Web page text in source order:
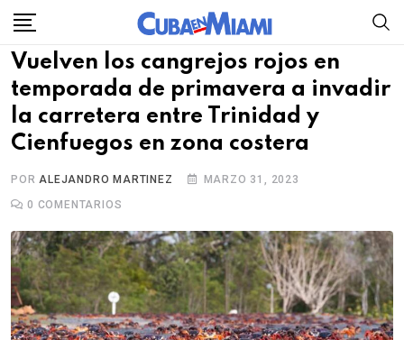
Skip
content
Vuelven los cangrejos rojos en
temporada de primavera a invadir
la carretera entre Trinidad y
Cienfuegos en zona costera
PORALEJANDRO MARTINEZ
MARZO 31, 2023
0 COMENTARIOS